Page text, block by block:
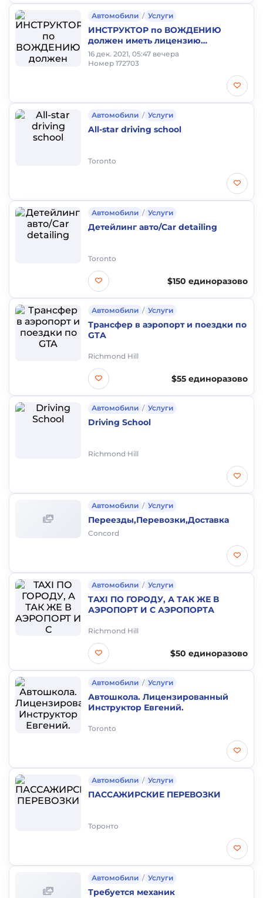
Автомобили / Услуги
ИНСТРУКТОР по ВОЖДЕНИЮ
должен иметь лицензию
инструктора! ЛАЙСЕНС
ИНСТРУКТОРА !!!
16 дек. 2021, 05:47 вечера
Номер 172703
Автомобили / Услуги
All-star driving school
Toronto
Автомобили / Услуги
Детейлинг авто/Car detailing
Toronto
$150 единоразово
Автомобили / Услуги
Трансфер в аэропорт и поездки по
GTA
Richmond Hill
$55 единоразово
Автомобили / Услуги
Driving School
Richmond Hill
Автомобили / Услуги
Переезды,Перевозки,Доставка
Concord
Автомобили / Услуги
TAXI ПО ГОРОДУ, А ТАК ЖЕ В
АЭРОПОРТ И С АЭРОПОРТА
Richmond Hill
$50 единоразово
Автомобили / Услуги
Автошкола. Лицензированный
Инструктор Евгений.
Toronto
Автомобили / Услуги
ПАССАЖИРСКИЕ ПЕРЕВОЗКИ
Торонто
Автомобили / Услуги
Требуется механик